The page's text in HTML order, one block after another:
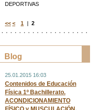
DEPORTIVAS
<< < 1 | 2
Blog
25.01.2015 16:03
Contenidos de Educación
Física 1º Bachillerato.
ACONDICIONAMIENTO